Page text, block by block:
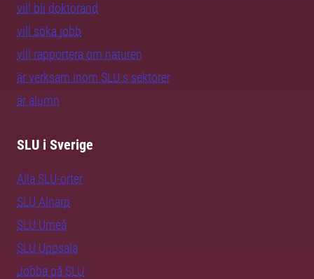
vill bli doktorand
vill söka jobb
vill rapportera om naturen
är verksam inom SLU:s sektorer
är alumn
SLU i Sverige
Alla SLU-orter
SLU Alnarp
SLU Umeå
SLU Uppsala
Jobba på SLU